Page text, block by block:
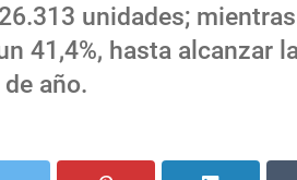
unidades;
41,4%, hasta alcanzar
año.